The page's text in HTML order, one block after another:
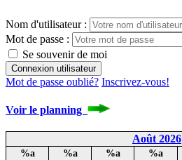
Nom d'utilisateur :
Mot de passe :
Se souvenir de moi
Mot de passe oublié? Inscrivez-vous!
Voir le planning
Août 2026
%a %a %a %a